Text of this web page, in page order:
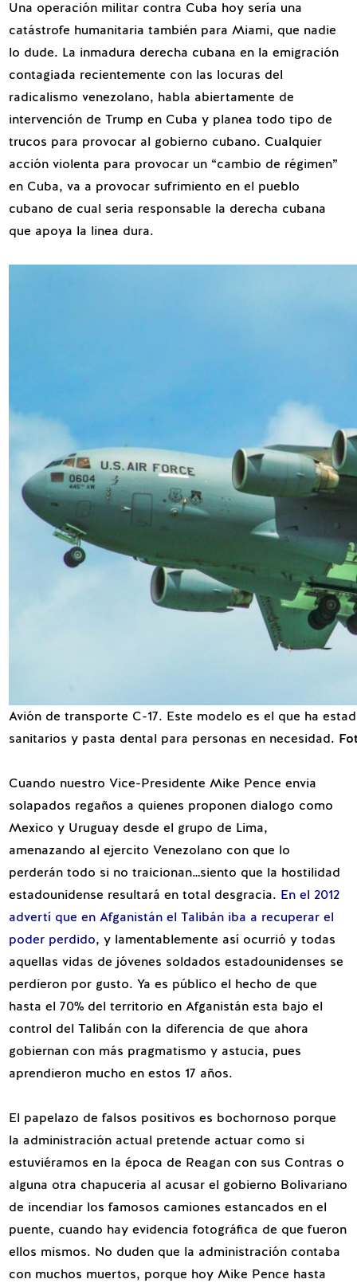
Una operación militar contra Cuba hoy sería una
catástrofe humanitaria también para Miami, que nadie
lo dude. La inmadura derecha cubana en la emigración
contagiada recientemente con las locuras del
radicalismo venezolano, habla abiertamente de
intervención de Trump en Cuba y planea todo tipo de
trucos para provocar al gobierno cubano. Cualquier
acción violenta para provocar un “cambio de régimen”
en Cuba, va a provocar sufrimiento en el pueblo
cubano de cual seria responsable la derecha cubana
que apoya la linea dura.
Avión de transporte C-17. Este modelo es el que ha
sanitarios y pasta dental para personas en necesidad.
Cuando nuestro Vice-Presidente Mike Pence envia
solapados regaños a quienes proponen dialogo como
Mexico y Uruguay desde el grupo de Lima,
amenazando al ejercito Venezolano con que lo
perderán todo si no traicionan…siento que la hostilidad
estadounidense resultará en total desgracia. En el 2012
advertí que en Afganistán el Talibán iba a recuperar el
poder perdido, y lamentablemente así ocurrió y todas
aquellas vidas de jóvenes soldados estadounidenses se
perdieron por gusto. Ya es público el hecho de que
hasta el 70% del territorio en Afganistán esta bajo el
control del Talibán con la diferencia de que ahora
gobiernan con más pragmatismo y astucia, pues
aprendieron mucho en estos 17 años.
El papelazo de falsos positivos es bochornoso porque
la administración actual pretende actuar como si
estuviéramos en la época de Reagan con sus Contras o
alguna otra chapuceria al acusar el gobierno Bolivariano
de incendiar los famosos camiones estancados en el
puente, cuando hay evidencia fotográfica de que fueron
ellos mismos. No duden que la administración contaba
con muchos muertos, porque hoy Mike Pence hasta